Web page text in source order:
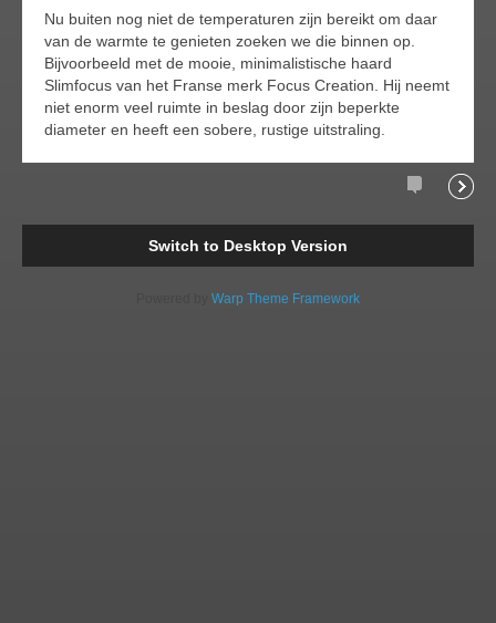
Nu buiten nog niet de temperaturen zijn bereikt om daar
van de warmte te genieten zoeken we die binnen op.
Bijvoorbeeld met de mooie, minimalistische haard
Slimfocus van het Franse merk Focus Creation. Hij neemt
niet enorm veel ruimte in beslag door zijn beperkte
diameter en heeft een sobere, rustige uitstraling.
Comments
Switch to Desktop Version
Warp Theme Framework